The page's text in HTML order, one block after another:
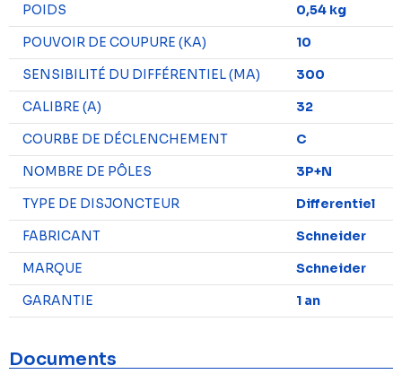
POIDS
0,54 kg
POUVOIR DE COUPURE (KA)
10
SENSIBILITÉ DU DIFFÉRENTIEL (MA)
300
CALIBRE (A)
32
COURBE DE DÉCLENCHEMENT
C
NOMBRE DE PÔLES
3P+N
TYPE DE DISJONCTEUR
Differentiel
FABRICANT
Schneider
MARQUE
Schneider
GARANTIE
1 an
Documents